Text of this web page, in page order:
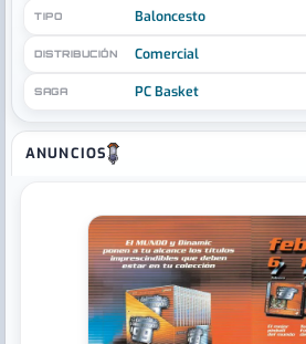
ANUNCIOS
TIPO Baloncesto
DISTRIBUCIÓN Comercial
SAGA PC Basket